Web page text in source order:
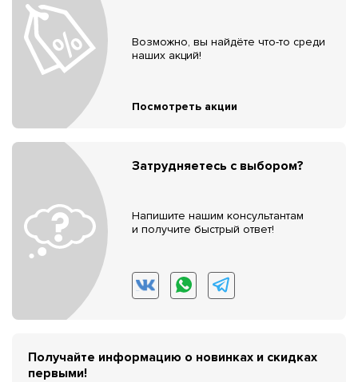
Возможно, вы найдёте что-то среди
наших акций!
Посмотреть акции
Затрудняетесь с выбором?
Напишите нашим консультантам
и получите быстрый ответ!
Получайте информацию о новинках и скидках
первыми!